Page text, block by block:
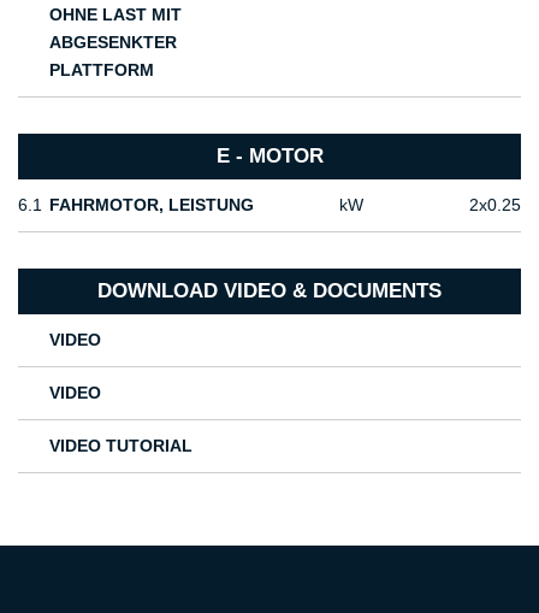
OHNE LAST MIT
ABGESENKTER
PLATTFORM
E - MOTOR
6.1 FAHRMOTOR, LEISTUNG kW 2x0.25
DOWNLOAD VIDEO & DOCUMENTS
VIDEO
VIDEO
VIDEO TUTORIAL